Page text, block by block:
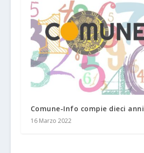
Comune-Info compie dieci anni
16 Marzo 2022